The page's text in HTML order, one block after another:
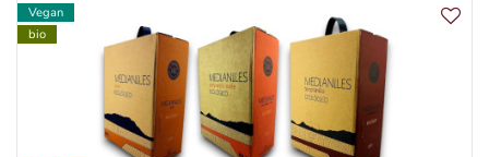
Vegan
bio